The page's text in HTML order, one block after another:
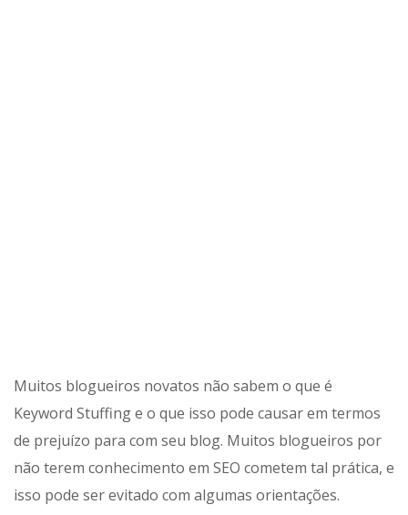
Muitos blogueiros novatos não sabem o que é
Keyword Stuffing e o que isso pode causar em termos
de prejuízo para com seu blog. Muitos blogueiros por
não terem conhecimento em SEO cometem tal prática, e
isso pode ser evitado com algumas orientações.